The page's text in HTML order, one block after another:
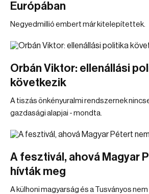
Európában
Negyedmillió embert már kitelepítettek.
Orbán Viktor: ellenállási
következik
A tiszás önkényuralmi rendszernek
gazdasági alapjai - mondta.
A fesztivál, ahová Magyar
hívták meg
A külhoni magyarság és a Tusványos